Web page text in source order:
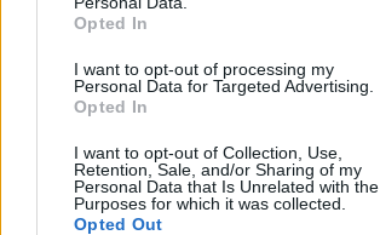
Opted In
I want to opt-out of processing my
Personal Data for Targeted Advertising.
Opted In
I want to opt-out of Collection, Use,
Retention, Sale, and/or Sharing of my
Personal Data that Is Unrelated with the
Purposes for which it was collected.
Opted Out
Hozzászólások